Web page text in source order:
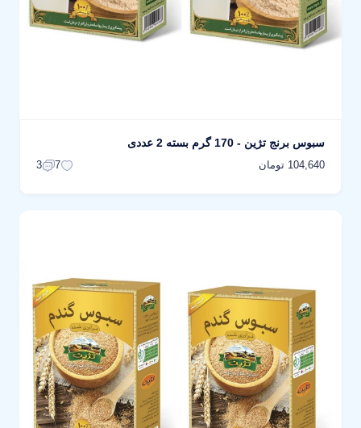
سبوس برنج تژین - 170 گرم بسته 2 عددی
104,640 تومان 7
3